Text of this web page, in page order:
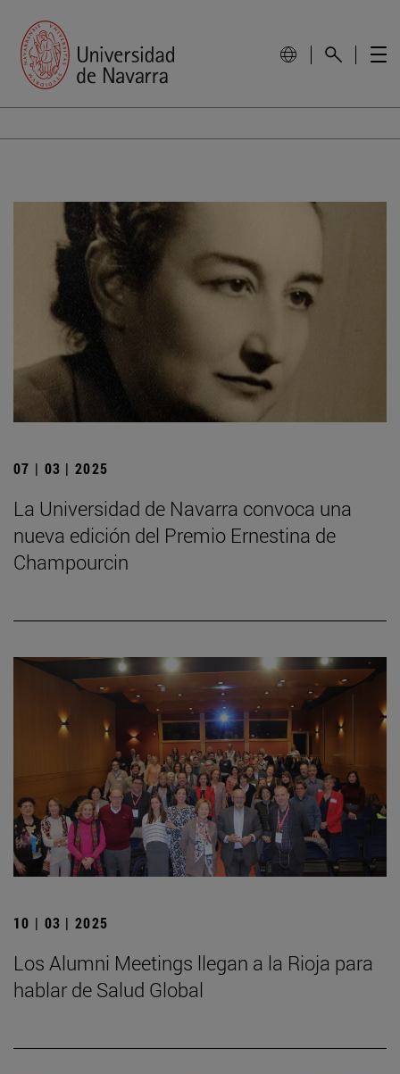
07 | 03 | 2025
La Universidad de Navarra convoca una
nueva edición del Premio Ernestina de
Champourcin
10 | 03 | 2025
Los Alumni Meetings llegan a la Rioja para
hablar de Salud Global